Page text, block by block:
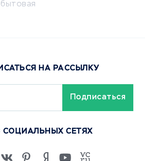
НА РАССЫЛКУ
СОЦИАЛЬНЫХ СЕТЯХ